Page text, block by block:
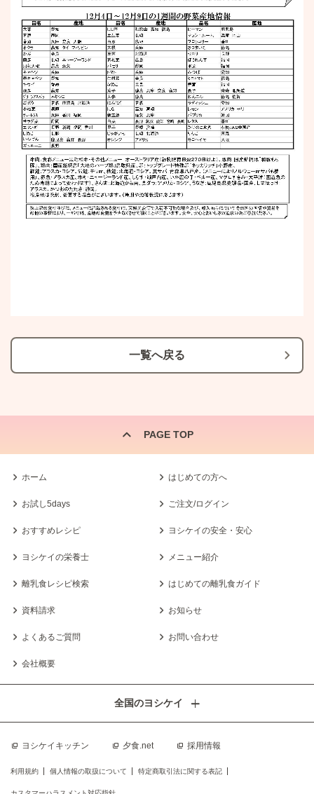
一覧へ戻る
PAGE TOP
ホーム はじめての方へ
お試し5days ご注文/ログイン
おすすめレシピ ヨシケイの安全・安心
ヨシケイの栄養士 メニュー紹介
離乳食レシピ検索 はじめての離乳食ガイド
資料請求 お知らせ
よくあるご質問 お問い合わせ
会社概要
ヨシケイキッチン 夕食.net 採用情報
全国のヨシケイ
利用規約 個人情報の取扱について 特定商取引法に関する表記